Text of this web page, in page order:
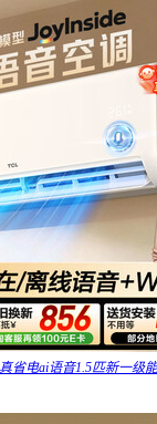
省电ai语音1.5匹新一级